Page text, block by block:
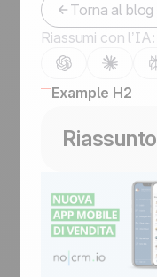
Torna al blog
Riassumi con l’IA:
Example H2
Riassunto